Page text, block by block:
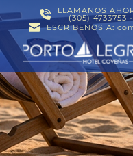
LLAMANOS
(305) 4733753
ESCRIBENOS A: